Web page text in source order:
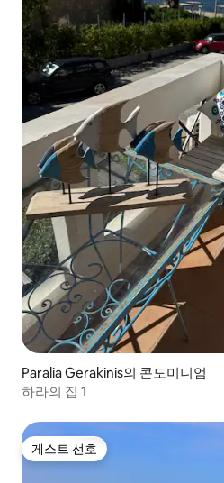
Paralia Gerakinis의 콘도미니엄
하라의 집 1
게스트 선호
게스트 선호